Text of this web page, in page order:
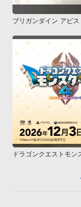
ブリガンダイン アビス
ドラゴンクエストモ